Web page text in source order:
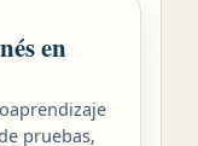
en
pruebas,